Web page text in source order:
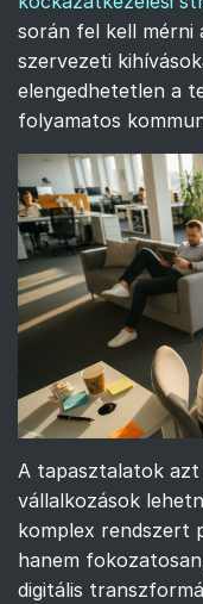
során fel kell mérni
szervezeti
elengedhetetlen a
folyamatos
A tapasztalatok
vállalkozások
komplex rendszert
hanem
digitális